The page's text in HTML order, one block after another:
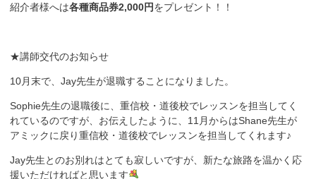
紹介者様へは各種商品券2,000円をプレゼント！！
★講師交代のお知らせ
10月末で、Jay先生が退職することになりました。
Sophie先生の退職後に、重信校・道後校でレッスンを担当してく
れているのですが、お伝えしたように、11月からはShane先生が
アミックに戻り重信校・道後校でレッスンを担当してくれます♪
Jay先生とのお別れはとても寂しいですが、新たな旅路を温かく応
援いただければと思います